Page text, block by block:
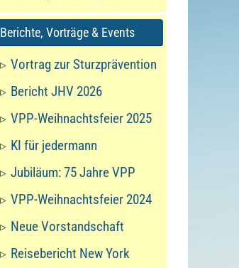
Berichte, Vorträge & Events
Vortrag zur Sturzprävention
Bericht JHV 2026
VPP-Weihnachtsfeier 2025
KI für jedermann
Jubiläum: 75 Jahre VPP
VPP-Weihnachtsfeier 2024
Neue Vorstandschaft
Reisebericht New York